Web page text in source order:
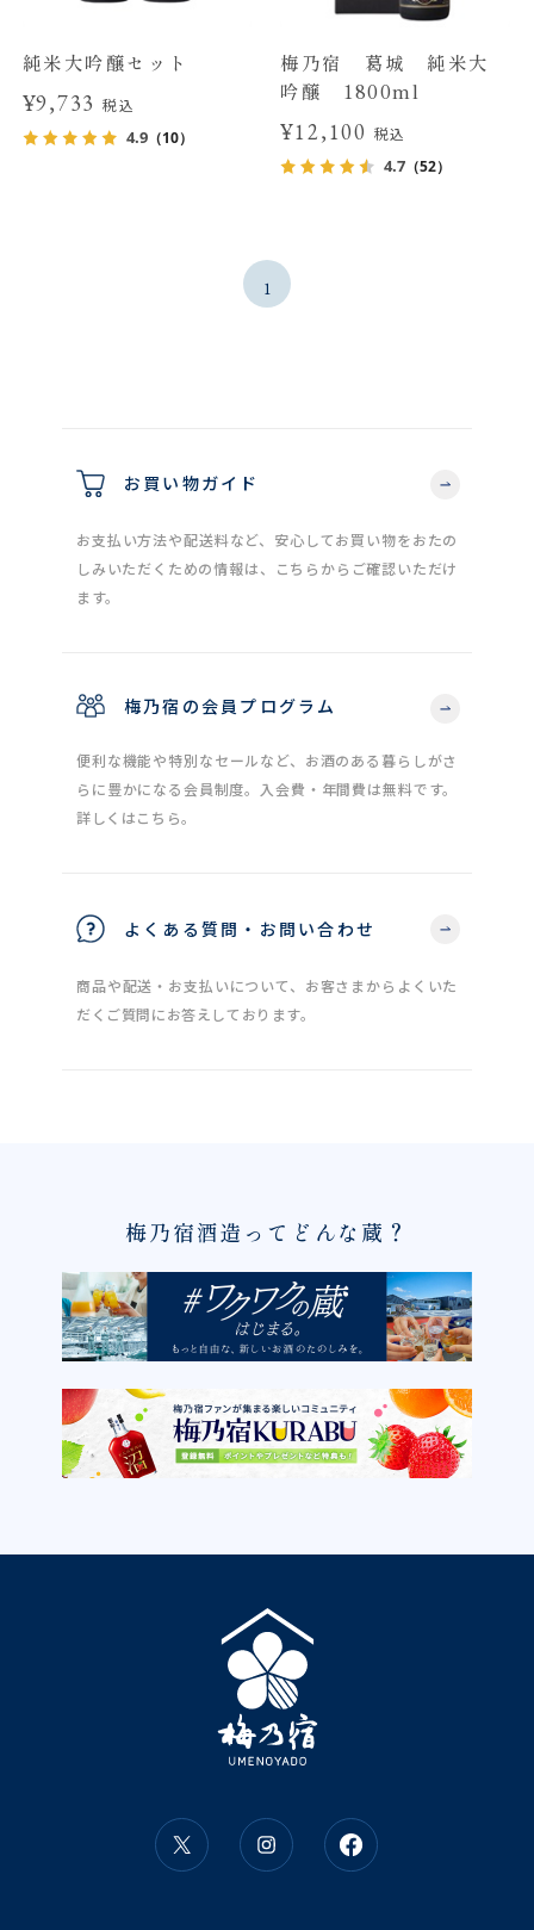
純米大吟醸セット
¥9,733税込
4.9（10）
梅乃宿 葛城 純米大
吟醸 1800ml
¥12,100 税込
4.7 （52）
1
お買い物ガイド
お支払い方法や配送料など、安心してお買い物をおたの
しみいただくための情報は、こちらからご確認いただけ
ます。
梅乃宿の会員プログラム
便利な機能や特別なセールなど、お酒のある暮らしがさ
らに豊かになる会員制度。入会費・年間費は無料です。
詳しくはこちら。
よくある質問・お問い合わせ
商品や配送・お支払いについて、お客さまからよくいた
だくご質問にお答えしております。
梅乃宿酒造ってどんな蔵？